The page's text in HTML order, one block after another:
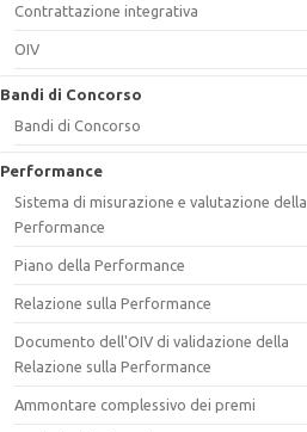
Contrattazione integrativa
OIV
Bandi di Concorso
Bandi di Concorso
Performance
Sistema di misurazione e valutazione della
Performance
Piano della Performance
Relazione sulla Performance
Documento dell'OIV di validazione della
Relazione sulla Performance
Ammontare complessivo dei premi